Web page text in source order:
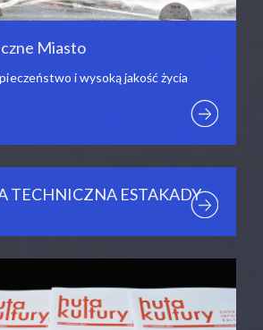
Miasto
i wysoką jakość życia
TECHNICZNA ESTAKADY